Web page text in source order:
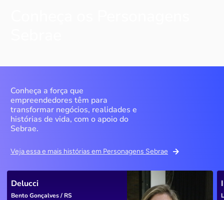
Conheça a força que
empreendedores têm para
transformar negócios, realidades e
histórias de vida, com o apoio do
Sebrae.
Veja essa e mais histórias em Personagens Sebrae
Delucci
Bento Gonçalves / RS